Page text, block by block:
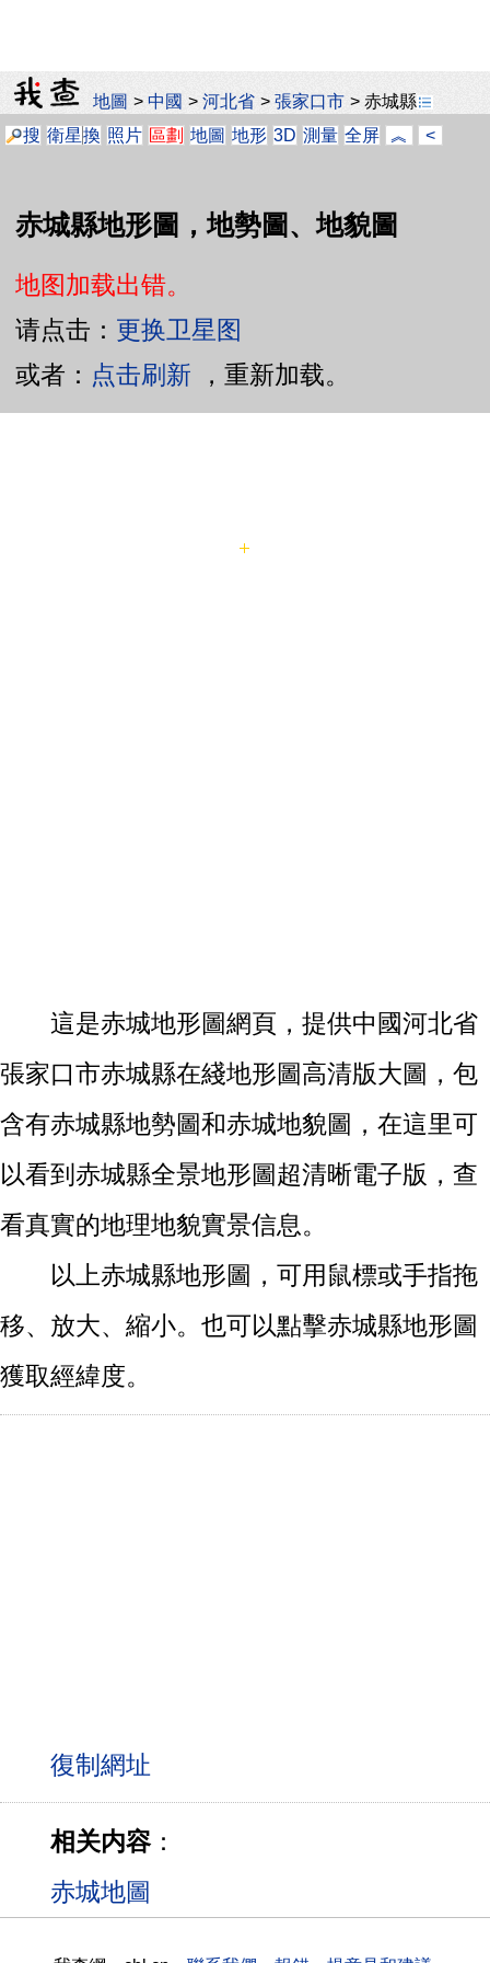
地圖 >中國 >河北省 >張家口市 >赤城縣
搜 衛星換 照片 區劃 地圖 地形 3D 測量 全屏 ︽ <
赤城縣地形圖，地勢圖、地貌圖
地图加载出错。
请点击： 更换卫星图
或者： 点击刷新 ，重新加载。
這是赤城地形圖網頁，提供中國河北省
張家口市赤城縣在綫地形圖高清版大圖，包
含有赤城縣地勢圖和赤城地貌圖，在這里可
以看到赤城縣全景地形圖超清晰電子版，查
看真實的地理地貌實景信息。
以上赤城縣地形圖，可用鼠標或手指拖
移、放大、縮小。也可以點擊赤城縣地形圖
獲取經緯度。
相关内容：
赤城地圖